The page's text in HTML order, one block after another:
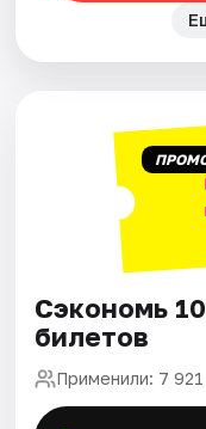
Сэкономь
билетов
Применили: 7 921